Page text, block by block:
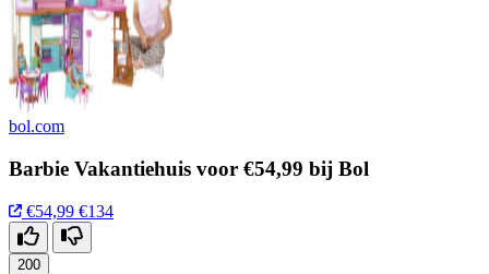
bol.com
Barbie Vakantiehuis voor €54,99 bij Bol
€54,99 €134
200